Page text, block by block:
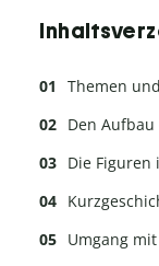
Themen
Den
Die Figuren
Umgang